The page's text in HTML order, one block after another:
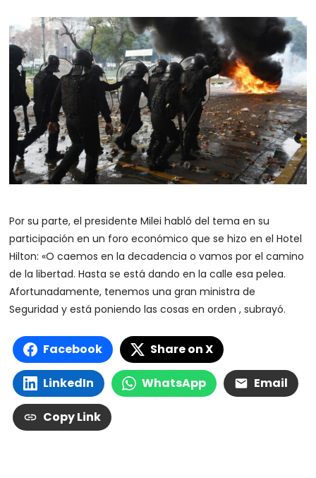
Por su parte, el presidente Milei habló del tema en su
participación en un foro económico que se hizo en el Hotel
Hilton: «O caemos en la decadencia o vamos por el camino
de la libertad. Hasta se está dando en la calle esa pelea.
Afortunadamente, tenemos una gran ministra de
Seguridad y está poniendo las cosas en orden , subrayó.
Facebook Share on X
LinkedIn WhatsApp Email
Copy Link